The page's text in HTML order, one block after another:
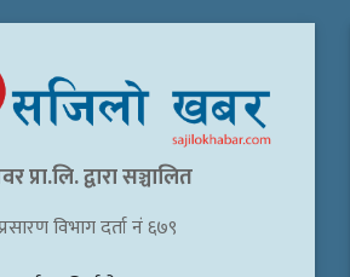
द्वारा सञ्चालित
विभाग दर्ता नं ६७९